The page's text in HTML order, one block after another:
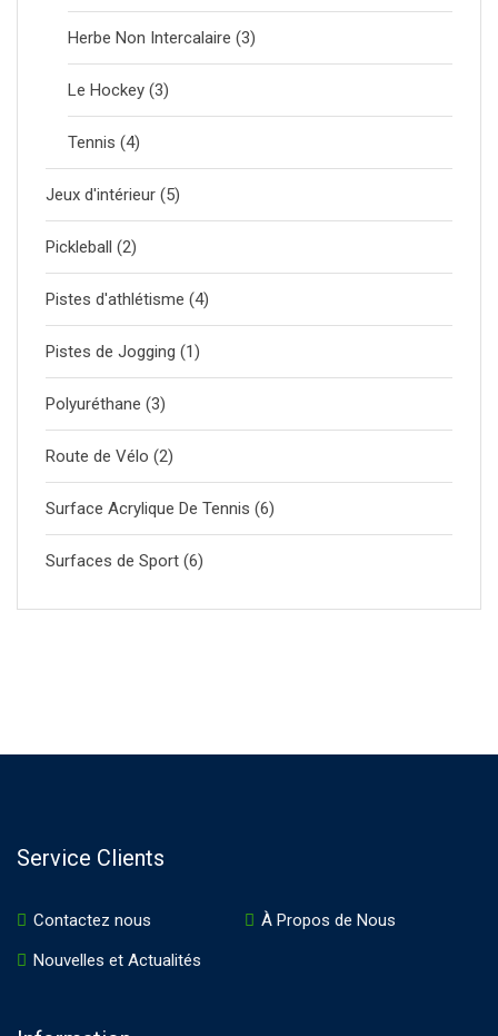
Herbe Non Intercalaire (3)
Le Hockey (3)
Tennis (4)
Jeux d'intérieur (5)
Pickleball (2)
Pistes d'athlétisme (4)
Pistes de Jogging (1)
Polyuréthane (3)
Route de Vélo (2)
Surface Acrylique De Tennis (6)
Surfaces de Sport (6)
Service Clients
Contactez nous
À Propos de Nous
Nouvelles et Actualités